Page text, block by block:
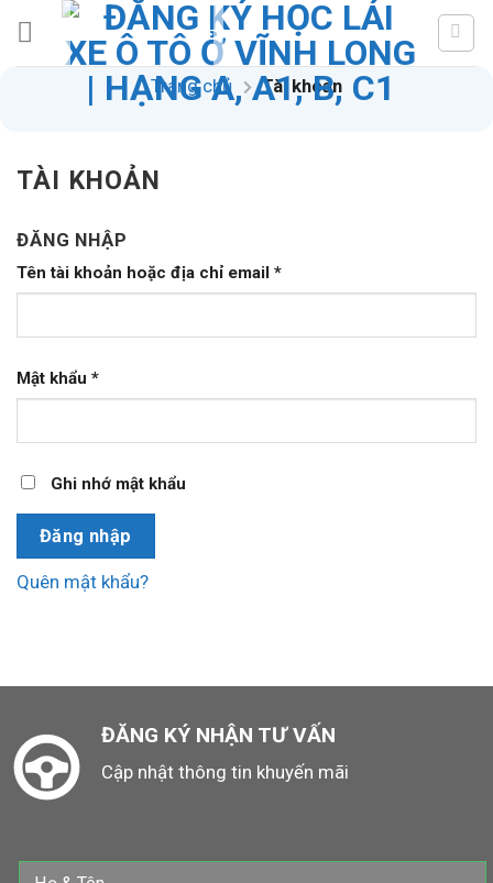
content
Trang chủ Tài khoản
TÀI KHOẢN
ĐĂNG NHẬP
Tên tài khoản hoặc địa chỉ email *
Mật khẩu *
Ghi nhớ mật khẩu
Đăng nhập
Quên mật khẩu?
ĐĂNG KÝ NHẬN TƯ VẤN
Cập nhật thông tin khuyến mãi